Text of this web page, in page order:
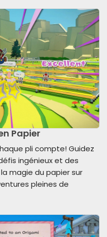
Papier
pli compte! Guidez
ingénieux et des
magie du papier sur
pleines de